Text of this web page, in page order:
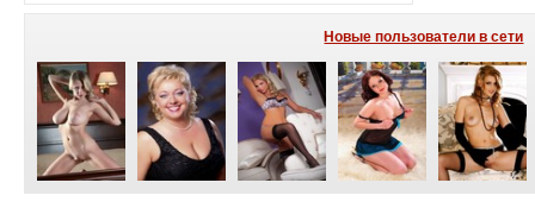
Новые пользователи в сети